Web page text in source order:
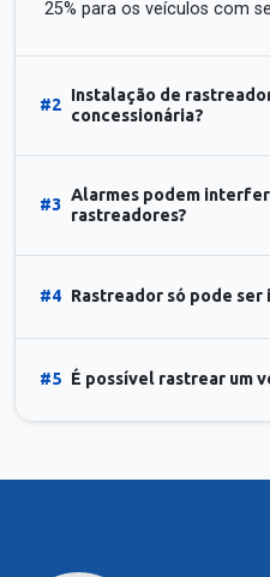
25% para os veículos com
#2
Instalação de
concessionária?
#3
Alarmes podem
rastreadores?
#4 Rastreador só pode ser
#5 É possível rastrear um